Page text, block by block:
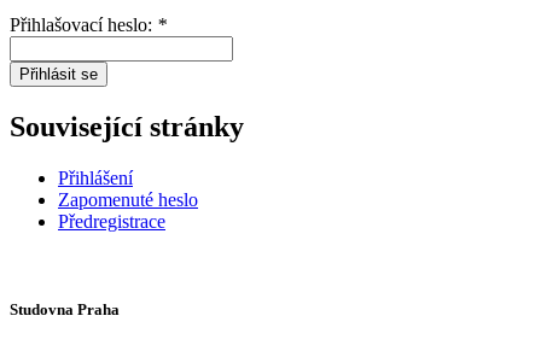
Přihlašovací heslo: *
Přihlásit se
Související stránky
Přihlášení
Zapomenuté heslo
Předregistrace
Studovna Praha